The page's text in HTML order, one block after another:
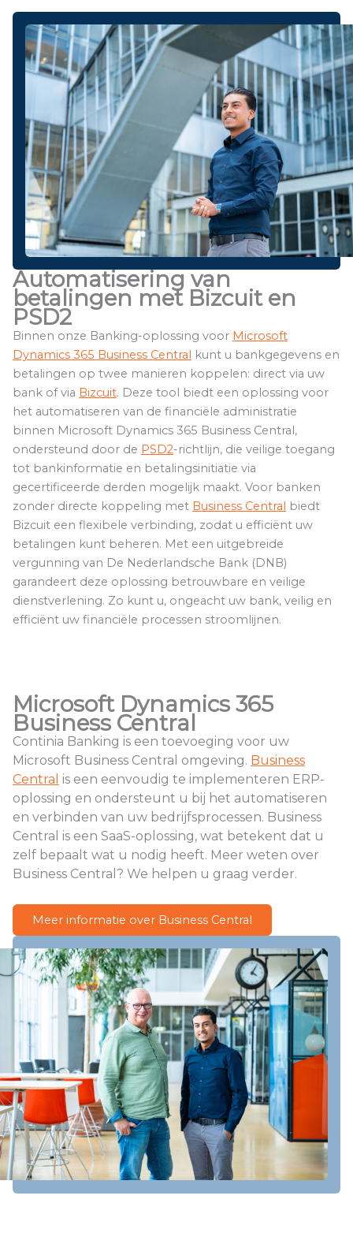
Automatisering van
betalingen met Bizcuit en
PSD2
Binnen onze Banking-oplossing voor Microsoft
Dynamics 365 Business Central kunt u bankgegevens en
betalingen op twee manieren koppelen: direct via uw
bank of via Bizcuit. Deze tool biedt een oplossing voor
het automatiseren van de financiële administratie
binnen Microsoft Dynamics 365 Business Central,
ondersteund door de PSD2-richtlijn, die veilige toegang
tot bankinformatie en betalingsinitiatie via
gecertificeerde derden mogelijk maakt. Voor banken
zonder directe koppeling met Business Central biedt
Bizcuit een flexibele verbinding, zodat u efficiënt uw
betalingen kunt beheren. Met een uitgebreide
vergunning van De Nederlandsche Bank (DNB)
garandeert deze oplossing betrouwbare en veilige
dienstverlening. Zo kunt u, ongeacht uw bank, veilig en
efficiënt uw financiële processen stroomlijnen.
Microsoft Dynamics 365
Business Central
Continia Banking is een toevoeging voor uw
Microsoft Business Central omgeving. Business
Central is een eenvoudig te implementeren ERP-
oplossing en ondersteunt u bij het automatiseren
en verbinden van uw bedrijfsprocessen. Business
Central is een SaaS-oplossing, wat betekent dat u
zelf bepaalt wat u nodig heeft. Meer weten over
Business Central? We helpen u graag verder.
Meer informatie over Business Central